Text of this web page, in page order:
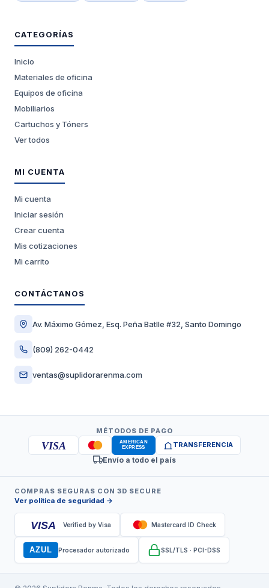
CATEGORÍAS
Inicio
Materiales de oficina
Equipos de oficina
Mobiliarios
Cartuchos y Tóners
Ver todos
MI CUENTA
Mi cuenta
Iniciar sesión
Crear cuenta
Mis cotizaciones
Mi carrito
CONTÁCTANOS
Av. Máximo Gómez, Esq. Peña Batlle #32, Santo Domingo
(809) 262-0442
ventas@suplidorarenma.com
MÉTODOS DE PAGO
VISA TRANSFERENCIA
Envío a todo el país
COMPRAS SEGURAS CON 3D SECURE
Ver política de seguridad →
VISA Verified by Visa Mastercard ID Check
AZUL Procesador autorizado SSL/TLS · PCI-DSS